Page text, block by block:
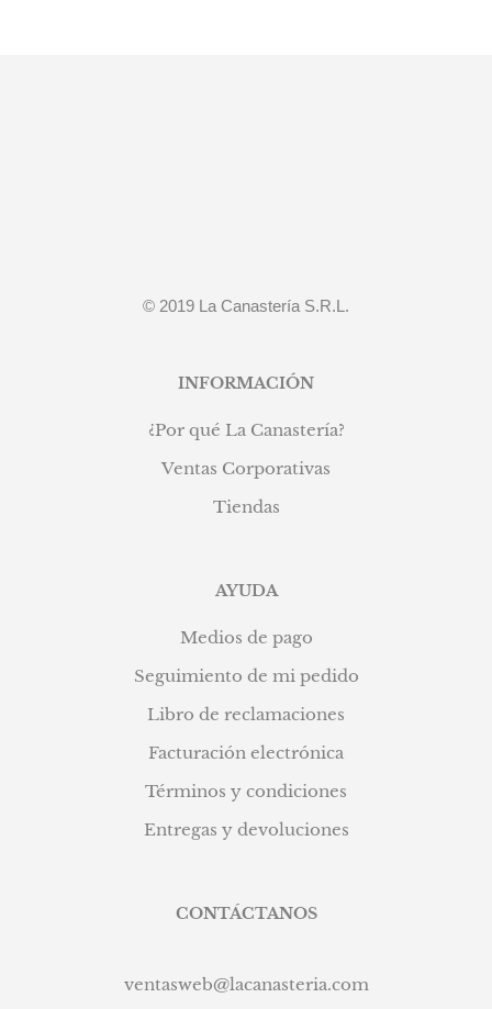
© 2019 La Canastería S.R.L.
INFORMACIÓN
¿Por qué La Canastería?
Ventas Corporativas
Tiendas
AYUDA
Medios de pago
Seguimiento de mi pedido
Libro de reclamaciones
Facturación electrónica
Términos y condiciones
Entregas y devoluciones
CONTÁCTANOS
ventasweb@lacanasteria.com